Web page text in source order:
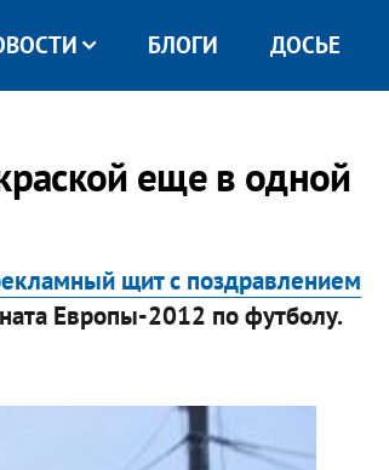
БЛОГИ ДОСЬЕ
еще в одной
щит с поздравлением
Европы-2012 по футболу.